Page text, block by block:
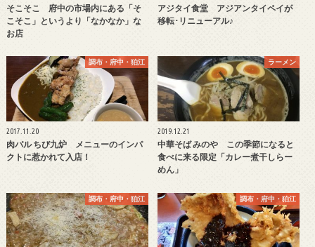
そこそこ 府中の市場内にある「そ
こそこ」というより「なかなか」な
お店
アジタイ食堂 アジアンタイペイが
移転･リニューアル♪
調布・府中・狛江
2017.11.20
肉バル ちび九炉 メニューのインパ
クトに惹かれて入店！
ラーメン
2019.12.21
中華そば みのや この季節になると
食べに来る限定「カレー煮干しらー
めん」
調布・府中・狛江 調布・府中・狛江